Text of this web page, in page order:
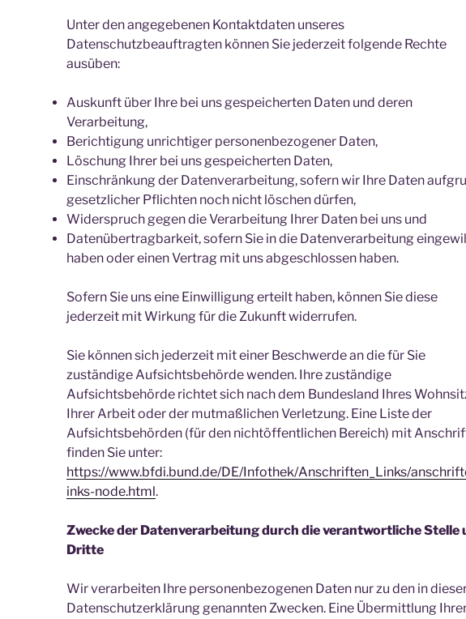
Unter den angegebenen Kontaktdaten unseres
Datenschutzbeauftragten können Sie jederzeit folgende Rechte
ausüben:
Auskunft über Ihre bei uns gespeicherten Daten und deren
Verarbeitung,
Berichtigung unrichtiger personenbezogener Daten,
Löschung Ihrer bei uns gespeicherten Daten,
Einschränkung der Datenverarbeitung, sofern wir Ihre Daten
gesetzlicher Pflichten noch nicht löschen dürfen,
Widerspruch gegen die Verarbeitung Ihrer Daten bei uns und
Datenübertragbarkeit, sofern Sie in die Datenverarbeitung
haben oder einen Vertrag mit uns abgeschlossen haben.
Sofern Sie uns eine Einwilligung erteilt haben, können Sie diese
jederzeit mit Wirkung für die Zukunft widerrufen.
Sie können sich jederzeit mit einer Beschwerde an die für Sie
zuständige Aufsichtsbehörde wenden. Ihre zuständige
Aufsichtsbehörde richtet sich nach dem Bundesland Ihres
Ihrer Arbeit oder der mutmaßlichen Verletzung. Eine Liste der
Aufsichtsbehörden (für den nichtöffentlichen Bereich) mit
finden Sie unter:
https://www.bfdi.bund.de/DE/Infothek/Anschriften_Links/
inks-node.html.
Zwecke der Datenverarbeitung durch die verantwortliche Stelle
Dritte
Wir verarbeiten Ihre personenbezogenen Daten nur zu den in
Datenschutzerklärung genannten Zwecken. Eine Übermittlung